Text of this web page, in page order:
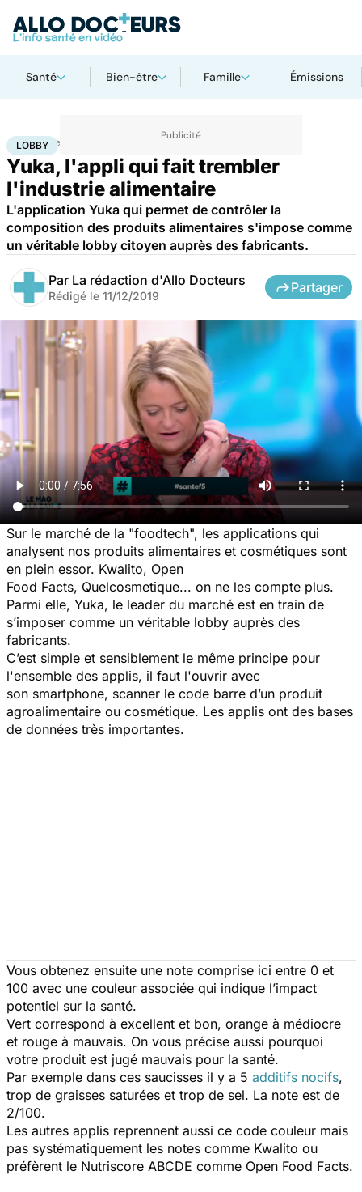
Santé Bien-être Famille Émissions
AccueilBien-être
LOBBY
Yuka, l'appli qui fait trembler
l'industrie alimentaire
L'application Yuka qui permet de contrôler la
composition des produits alimentaires s'impose comme
un véritable lobby citoyen auprès des fabricants.
Par La rédaction d'Allo Docteurs
Rédigé le 11/12/2019
Partager
Sur le marché de la "foodtech", les applications qui
analysent nos produits alimentaires et cosmétiques sont
en plein essor. Kwalito, Open
Food Facts, Quelcosmetique... on ne les compte plus.
Parmi elle, Yuka, le leader du marché est en train de
s’imposer comme un véritable lobby auprès des
fabricants.
C’est simple et sensiblement le même principe pour
l'ensemble des applis, il faut l'ouvrir avec
son smartphone, scanner le code barre d’un produit
agroalimentaire ou cosmétique. Les applis ont des bases
de données très importantes.
Vous obtenez ensuite une note comprise ici entre 0 et
100 avec une couleur associée qui indique l’impact
potentiel sur la santé.
Vert correspond à excellent et bon, orange à médiocre
et rouge à mauvais. On vous précise aussi pourquoi
votre produit est jugé mauvais pour la santé.
Par exemple dans ces saucisses il y a 5 additifs nocifs,
trop de graisses saturées et trop de sel. La note est de
2/100.
Les autres applis reprennent aussi ce code couleur mais
pas systématiquement les notes comme Kwalito ou
préfèrent le Nutriscore ABCDE comme Open Food Facts.